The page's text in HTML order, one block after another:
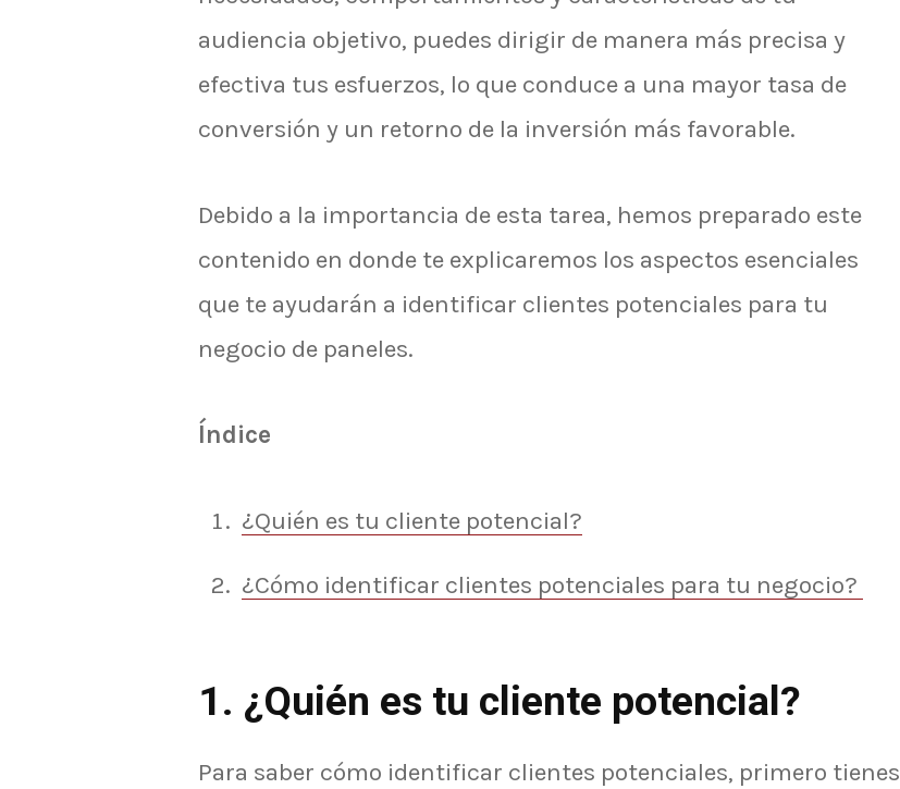
audiencia objetivo, puedes dirigir de manera más precisa y
efectiva tus esfuerzos, lo que conduce a una mayor tasa de
conversión y un retorno de la inversión más favorable.
Debido a la importancia de esta tarea, hemos preparado este
contenido en donde te explicaremos los aspectos esenciales
que te ayudarán a identificar clientes potenciales para tu
negocio de paneles.
Índice
¿Quién es tu cliente potencial?
¿Cómo identificar clientes potenciales para tu negocio?
1. ¿Quién es tu cliente potencial?
Para saber cómo identificar clientes potenciales, primero tienes